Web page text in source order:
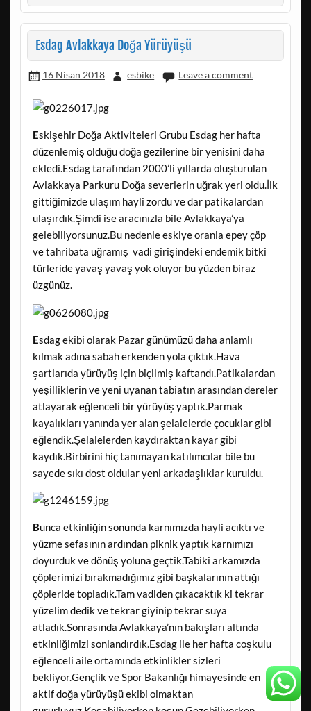
Esdag Avlakkaya Doğa Yürüyüşü
16 Nisan 2018 esbike Leave a comment
Eskişehir Doğa Aktiviteleri Grubu Esdag her hafta
düzenlemiş olduğu doğa gezilerine bir yenisini daha
ekledi.Esdag tarafından 2000’li yıllarda oluşturulan
Avlakkaya Parkuru Doğa severlerin uğrak yeri oldu.İlk
gittiğimizde ulaşım hayli zordu ve dar patikalardan
ulaşırdık.Şimdi ise aracınızla bile Avlakkaya’ya
gelebiliyorsunuz.Bu nedenle eskiye oranla epey çöp
ve tahribata uğramış vadi girişindeki endemik bitki
türleride yavaş yavaş yok oluyor bu yüzden biraz
üzgünüz.
Esdag ekibi olarak Pazar günümüzü daha anlamlı
kılmak adına sabah erkenden yola çıktık.Hava
şartlarıda yürüyüş için biçilmiş kaftandı.Patikalardan
yeşilliklerin ve yeni uyanan tabiatın arasından dereler
atlayarak eğlenceli bir yürüyüş yaptık.Parmak
kayalıkları yanında yer alan şelalelerde çocuklar gibi
eğlendik.Şelalelerden kaydıraktan kayar gibi
kaydık.Birbirini hiç tanımayan katılımcılar bile bu
sayede sıkı dost oldular yeni arkadaşlıklar kuruldu.
Bunca etkinliğin sonunda karnımızda hayli acıktı ve
yüzme sefasının ardından piknik yaptık karnımızı
doyurduk ve dönüş yoluna geçtik.Tabiki arkamızda
çöplerimizi bırakmadığımız gibi başkalarının attığı
çöpleride topladık.Tam vadiden çıkacaktık ki tekrar
yüzelim dedik ve tekrar giyinip tekrar suya
atladık.Sonrasında Avlakkaya’nın bakışları altında
etkinliğimizi sonlandırdık.Esdag ile her hafta coşkulu
eğlenceli aile ortamında etkinlikler sizleri
bekliyor.Gençlik ve Spor Bakanlığı himayesinde en
aktif doğa yürüyüşü ekibi olmaktan